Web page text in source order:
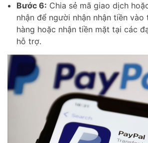
Bước 6: Chia sẻ mã giao dịch
nhận để người nhận nhận tiền vào
hàng hoặc nhận tiền mặt tại các
hỗ trợ.